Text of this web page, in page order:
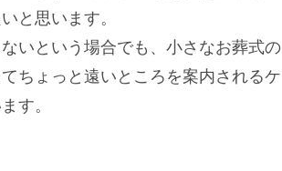
と思います。
いという場合でも、小さなお葬式の
ちょっと遠いところを案内されるケ
す。